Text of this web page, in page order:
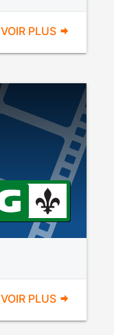
VOIR PLUS
VOIR PLUS